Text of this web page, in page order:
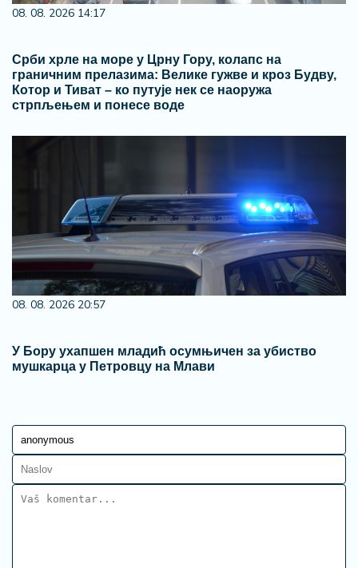
08. 08. 2026 14:17
Срби хрле на море у Црну Гору, колапс на
граничним прелазима: Велике гужве и кроз Будву,
Котор и Тиват – ко путује нек се наоружа
стрпљењем и понесе воде
08. 08. 2026 20:57
У Бору ухапшен младић осумњичен за убиство
мушкарца у Петровцу на Млави